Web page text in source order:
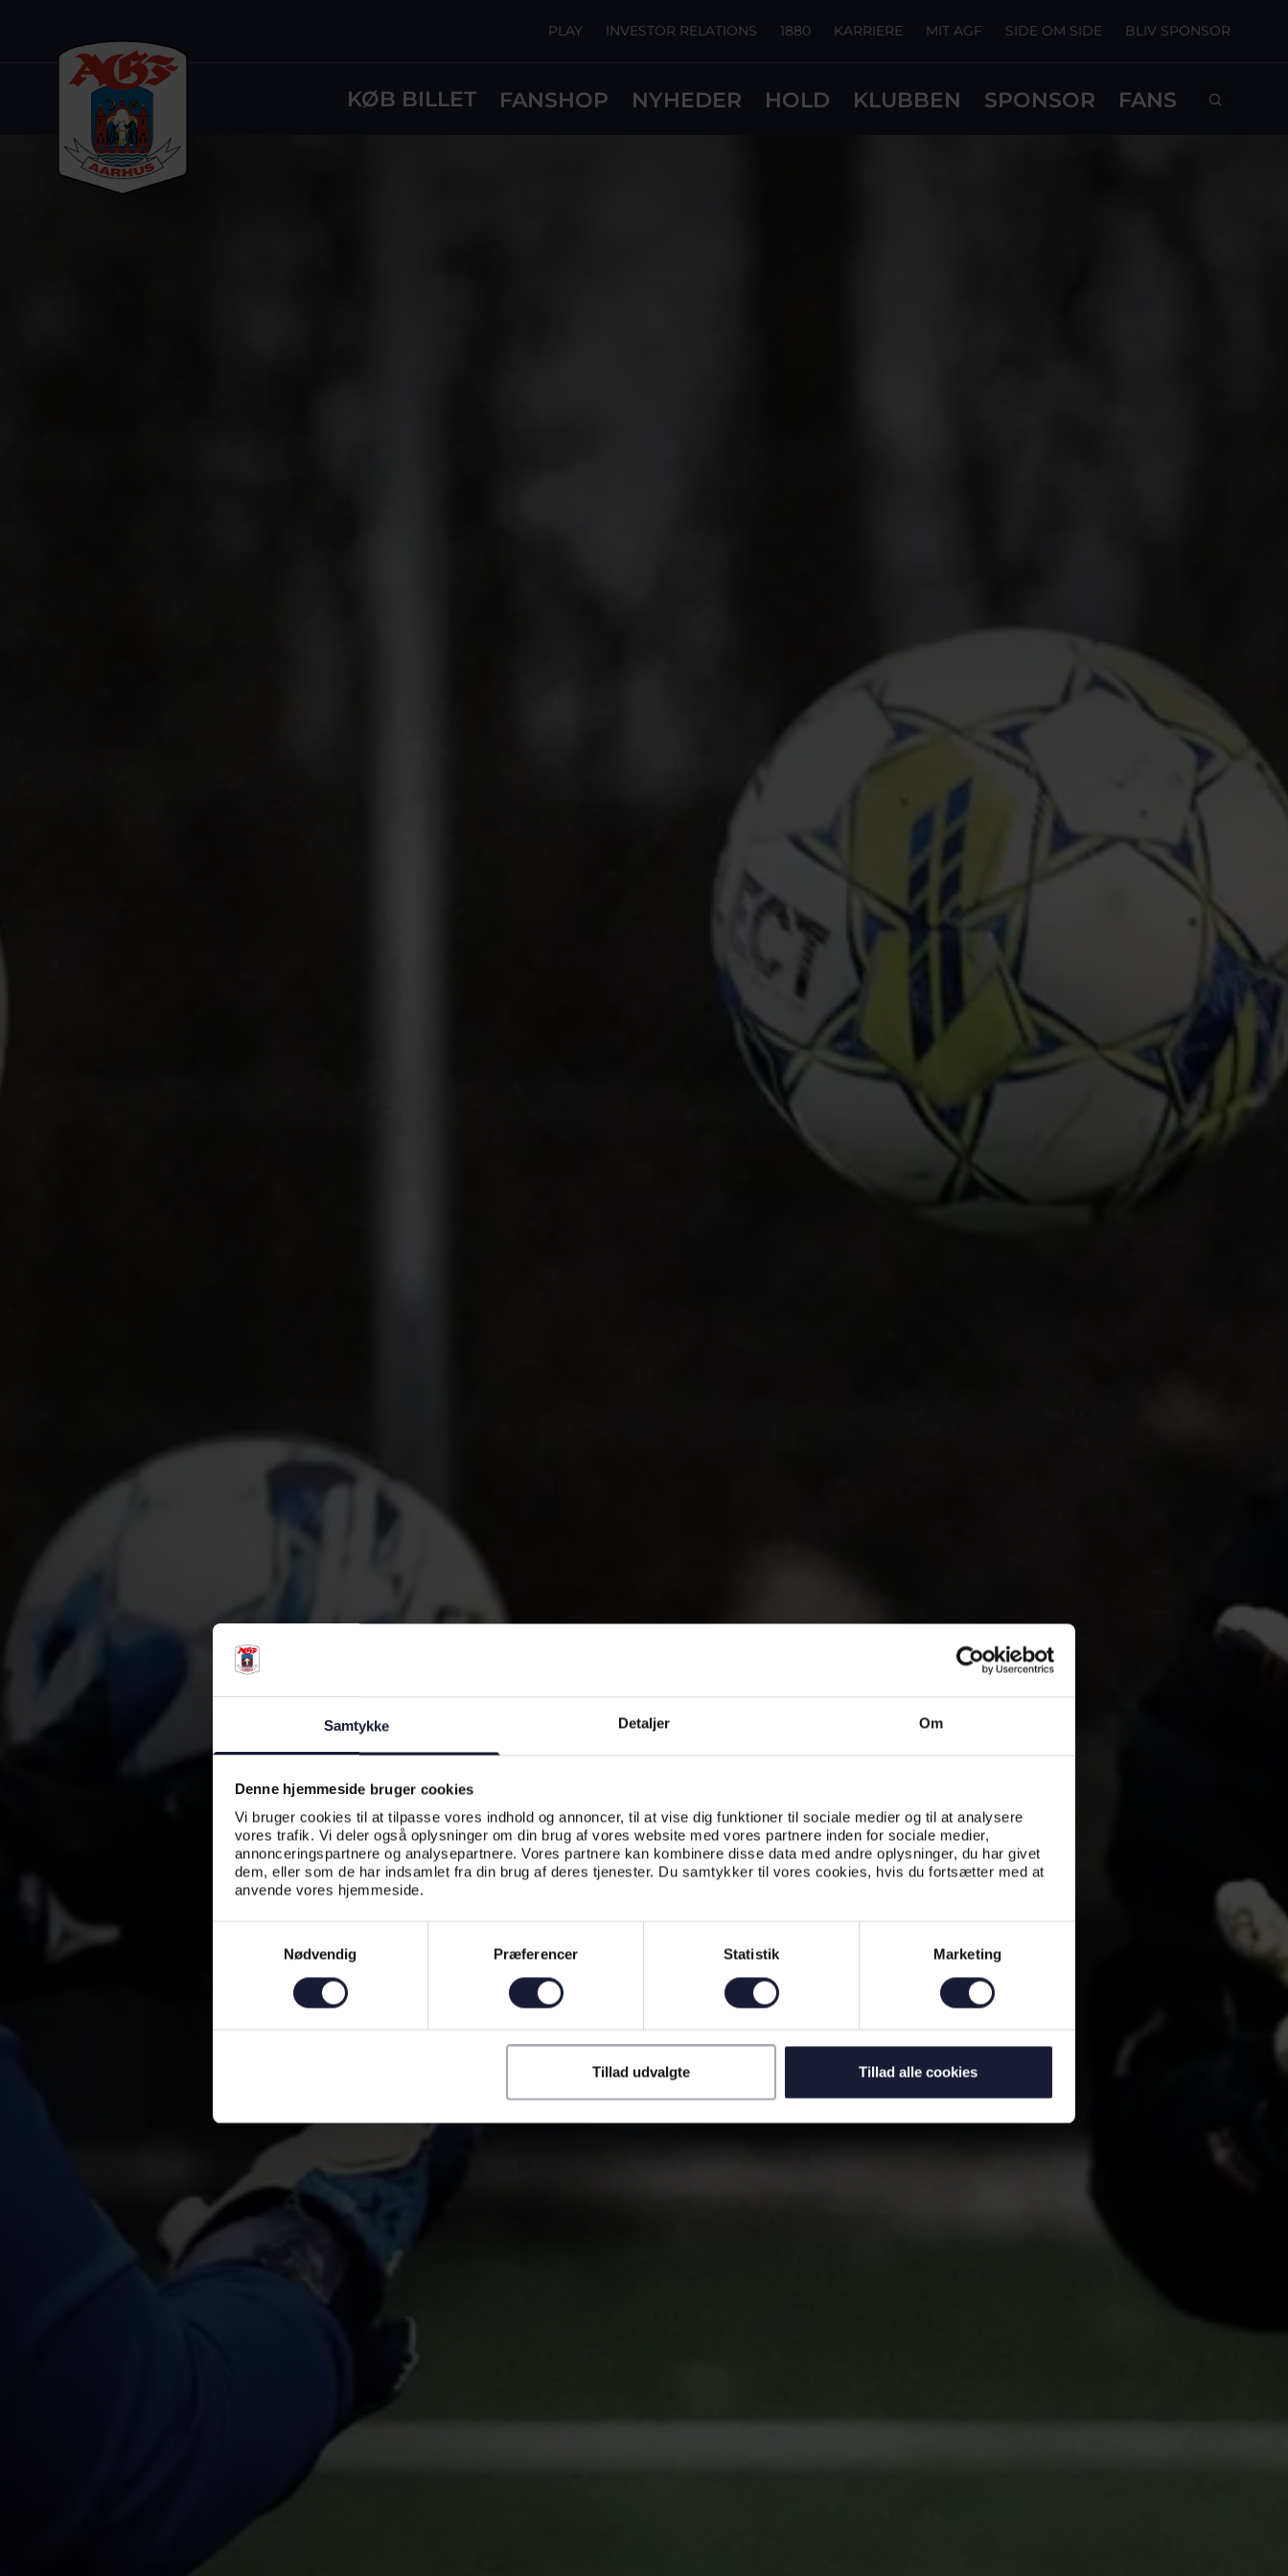
Samtykke Detaljer Om
Denne hjemmeside bruger cookies
Vi bruger cookies til at tilpasse vores indhold og annoncer, til at vise dig funktioner til sociale medier og til at analysere
vores trafik. Vi deler også oplysninger om din brug af vores website med vores partnere inden for sociale medier,
annonceringspartnere og analysepartnere. Vores partnere kan kombinere disse data med andre oplysninger, du har givet
dem, eller som de har indsamlet fra din brug af deres tjenester. Du samtykker til vores cookies, hvis du fortsætter med at
anvende vores hjemmeside.
Nødvendig
Præferencer Statistik Marketing
Tillad udvalgte Tillad alle cookies
KØB BILLET FANSHOP NYHEDER HOLD KLUBBEN SPONSOR FANS
PLAY INVESTOR RELATIONS 1880 KARRIERE MIT AGF SIDE OM SIDE BLIV SPONSOR